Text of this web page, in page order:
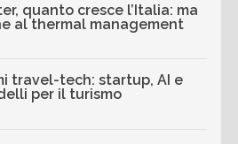
quanto cresce l’Italia: ma
al thermal management
travel-tech: startup, AI e
per il turismo